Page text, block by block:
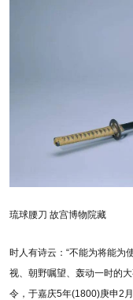
琉球腰刀 故宫博物院藏
时人有诗云：“不能为将能为
视、朝野嘱望、轰动一时的
令，于嘉庆5年(1800)庚申2